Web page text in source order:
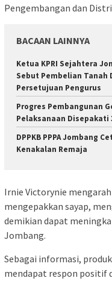
Pengembangan dan
BACAAN LAINNYA
Ketua KPRI Sejahtera
Sebut Pembelian Tanah
Persetujuan Pengurus
Progres Pembangunan
Pelaksanaan Disepakati
DPPKB PPPA Jombang
Kenakalan Remaja
Irnie Victorynie
mengepakkan sayap,
demikian dapat
Jombang.
Sebagai informasi,
mendapat respon positif